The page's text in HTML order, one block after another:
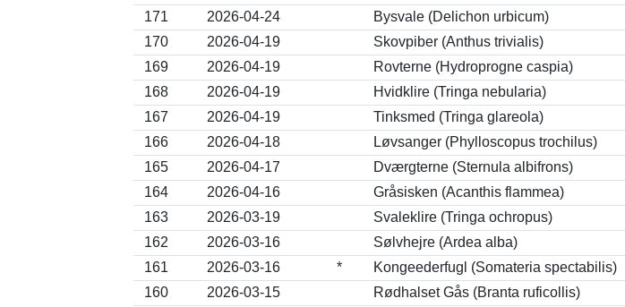
171
2026-04-24 Bysvale (Delichon urbicum)
170
2026-04-19 Skovpiber (Anthus trivialis)
169
2026-04-19 Rovterne (Hydroprogne caspia)
168
2026-04-19 Hvidklire (Tringa nebularia)
167
2026-04-19 Tinksmed (Tringa glareola)
166
2026-04-18 Løvsanger (Phylloscopus trochilus)
165
2026-04-17 Dværgterne (Sternula albifrons)
164
2026-04-16 Gråsisken (Acanthis flammea)
163
2026-03-19
Svaleklire (Tringa ochropus)
162
2026-03-16 Sølvhejre (Ardea alba)
161
2026-03-16 * Kongeederfugl (Somateria spectabilis)
160
2026-03-15 Rødhalset Gås (Branta ruficollis)